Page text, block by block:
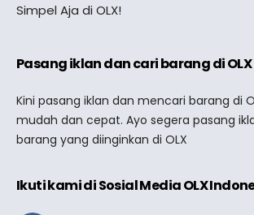
Simpel Aja di OLX!
Pasang iklan dan cari barang di OLX
Kini pasang iklan dan mencari barang di
mudah dan cepat. Ayo segera pasang
barang yang diinginkan di OLX
Ikuti kami di Sosial Media OLX